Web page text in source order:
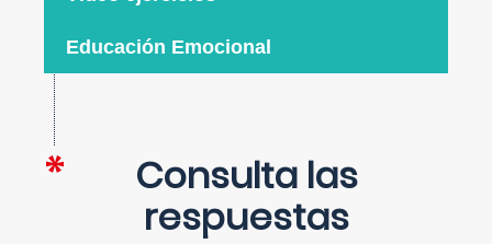
Educación Emocional
Consulta las
respuestas